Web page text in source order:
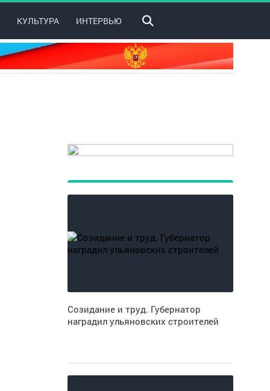
КУЛЬТУРА ИНТЕРВЬЮ
Созидание и труд. Губернатор
наградил ульяновских строителей